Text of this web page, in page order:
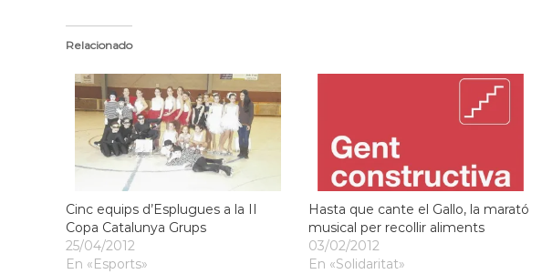
Relacionado
Cinc equips d’Esplugues a la II
Copa Catalunya Grups
25/04/2012
En «Esports»
Hasta que cante el Gallo, la marató
musical per recollir aliments
03/02/2012
En «Solidaritat»